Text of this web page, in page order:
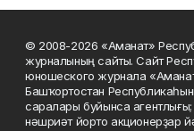
© 2008-2026 «Аманат»
журналының сайты. Сайт
юношеского журнала
Башҡортостан
саралары буйынса
нәшриәт йорто акционерҙар